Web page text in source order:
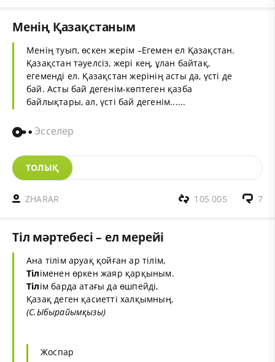
Менің Қазақстаным
Менің туып, өскен жерім –Егемен ел Қазақстан.
Қазақстан тәуелсіз, жері кең, ұлан байтақ,
егеменді ел. Қазақстан жерінің асты да, үсті де
бай. Асты бай дегенім-көптеген қазба
байлықтары, ал, үсті бай дегенім......
Эсселер
ТОЛЫҚ
ZHARAR 7
105 005
Тіл мәртебесі – ел мерейі
Ана тілім аруақ қойған ар тілім,
Тіліменен өркен жаяр қарқыным.
Тілім барда атағы да өшпейді,
Қазақ деген қасиетті халқымның.
(С.Ыбырайымқызы)
Жоспар